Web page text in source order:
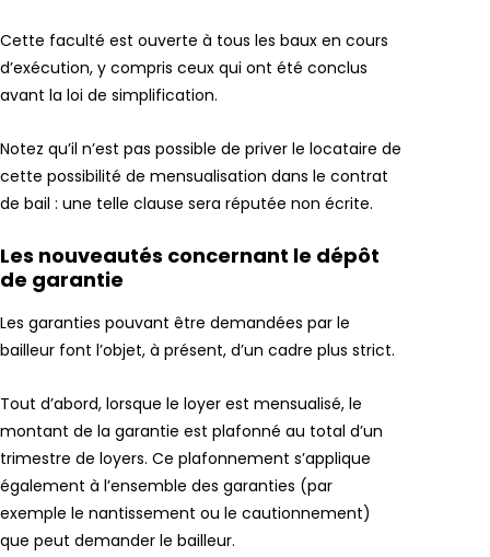
Cette faculté est ouverte à tous les baux en cours
d’exécution, y compris ceux qui ont été conclus
avant la loi de simplification.
Notez qu’il n’est pas possible de priver le locataire de
cette possibilité de mensualisation dans le contrat
de bail : une telle clause sera réputée non écrite.
Les nouveautés concernant le dépôt
de garantie
Les garanties pouvant être demandées par le
bailleur font l’objet, à présent, d’un cadre plus strict.
Tout d’abord, lorsque le loyer est mensualisé, le
montant de la garantie est plafonné au total d’un
trimestre de loyers. Ce plafonnement s’applique
également à l’ensemble des garanties (par
exemple le nantissement ou le cautionnement)
que peut demander le bailleur.